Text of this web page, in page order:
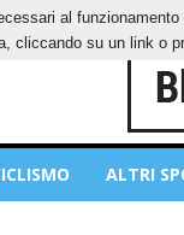
PRIVACY POLICY
ALTRI
al
cliccando su un link